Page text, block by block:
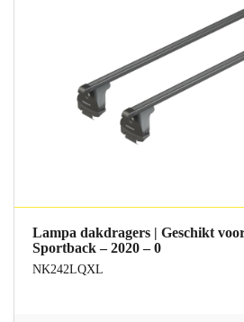
Lampa dakdragers | Geschikt
Sportback – 2020 – 0
NK242LQXL